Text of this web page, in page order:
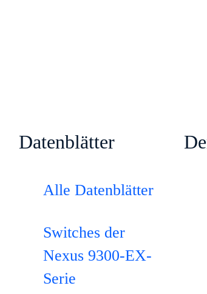
Datenblätter
Alle Datenblätter
Switches der
Nexus 9300-EX-
Serie